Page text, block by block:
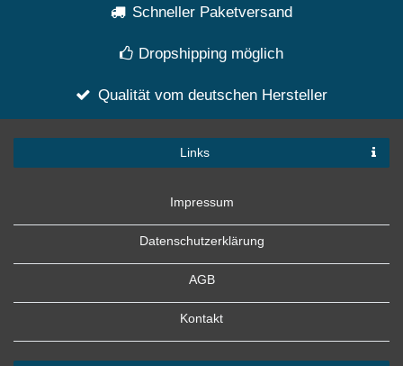
Schneller Paketversand
Dropshipping möglich
Qualität vom deutschen Hersteller
Links
Impressum
Datenschutzerklärung
AGB
Kontakt